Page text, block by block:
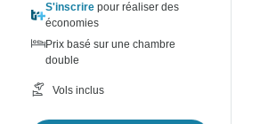
S'inscrire pour réaliser des
économies
Prix basé sur une chambre
double
Vols inclus